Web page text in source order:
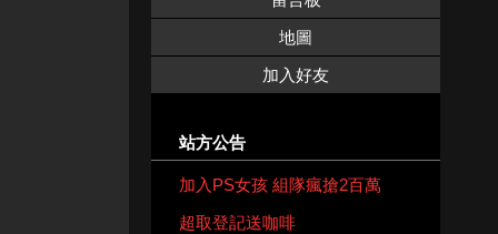
地圖
加入好友
站方公告
加入PS女孩 組隊瘋搶2百萬
超取登記送咖啡